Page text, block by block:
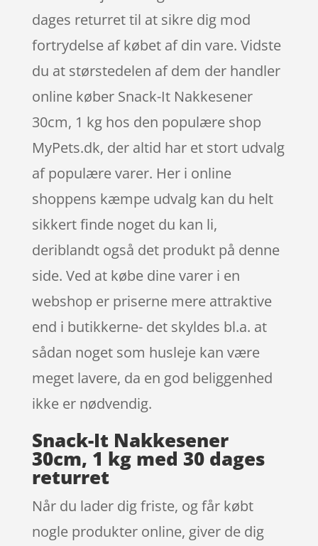
dages returret til at sikre dig mod
fortrydelse af købet af din vare. Vidste
du at størstedelen af dem der handler
online køber Snack-It Nakkesener
30cm, 1 kg hos den populære shop
MyPets.dk, der altid har et stort udvalg
af populære varer. Her i online
shoppens kæmpe udvalg kan du helt
sikkert finde noget du kan li,
deriblandt også det produkt på denne
side. Ved at købe dine varer i en
webshop er priserne mere attraktive
end i butikkerne- det skyldes bl.a. at
sådan noget som husleje kan være
meget lavere, da en god beliggenhed
ikke er nødvendig.
Snack-It Nakkesener
30cm, 1 kg med 30 dages
returret
Når du lader dig friste, og får købt
nogle produkter online, giver de dig